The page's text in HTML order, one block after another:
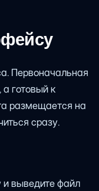
Первоначальная
готовый к
размещается на
сразу.
и выведите файл